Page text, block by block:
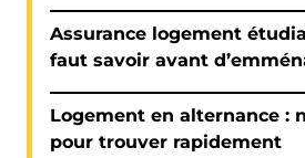
Assurance logement
faut savoir avant
Logement en alternance :
pour trouver rapidement